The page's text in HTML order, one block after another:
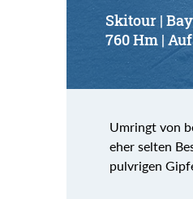
Skitour |
760 Hm |
Umringt von
eher selten
pulvrigen